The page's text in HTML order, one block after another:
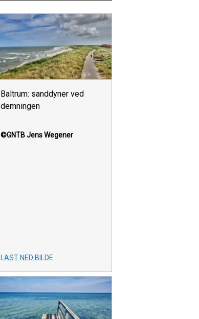
Baltrum: sanddyner ved
demningen
©GNTB Jens Wegener
LAST NED BILDE